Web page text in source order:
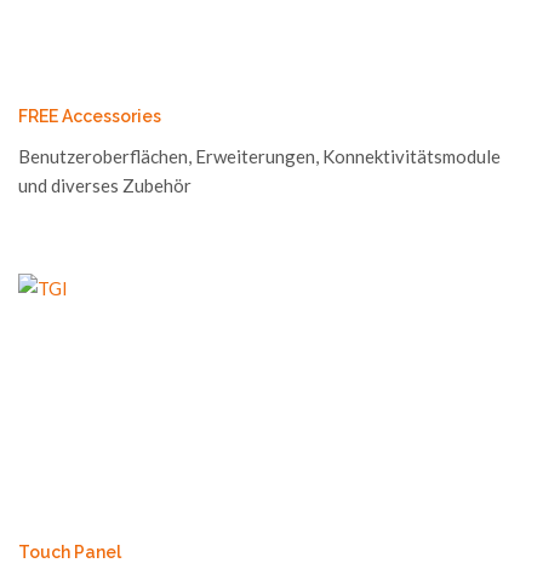
FREE Accessories
Benutzeroberflächen, Erweiterungen, Konnektivitätsmodule
und diverses Zubehör
Touch Panel